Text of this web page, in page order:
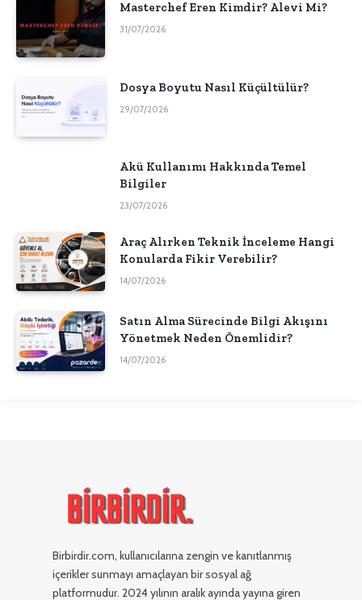
Masterchef Eren Kimdir? Alevi Mi?
31/07/2026
Dosya Boyutu Nasıl Küçültülür?
29/07/2026
Akü Kullanımı Hakkında Temel
Bilgiler
23/07/2026
Araç Alırken Teknik İnceleme Hangi
Konularda Fikir Verebilir?
14/07/2026
Satın Alma Sürecinde Bilgi Akışını
Yönetmek Neden Önemlidir?
14/07/2026
Birbirdir.com, kullanıcılarına zengin ve kanıtlanmış
içerikler sunmayı amaçlayan bir sosyal ağ
platformudur. 2024 yılının aralık ayında yayına giren